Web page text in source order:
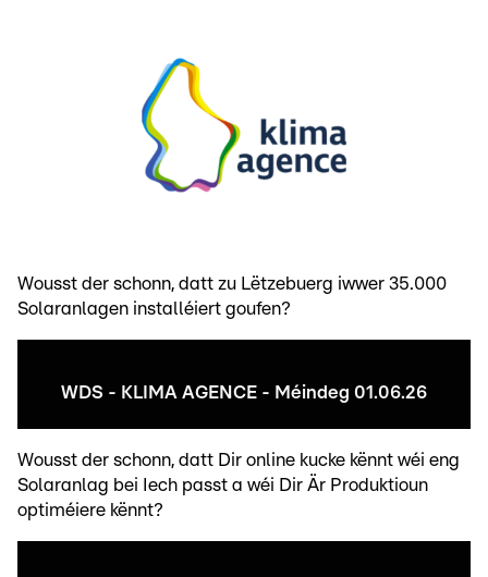
Wousst der schonn, datt zu Lëtzebuerg iwwer 35.000
Solaranlagen installéiert goufen?
WDS - KLIMA AGENCE - Méindeg 01.06.26
Wousst der schonn, datt Dir online kucke kënnt wéi eng
Solaranlag bei Iech passt a wéi Dir Är Produktioun
optiméiere kënnt?